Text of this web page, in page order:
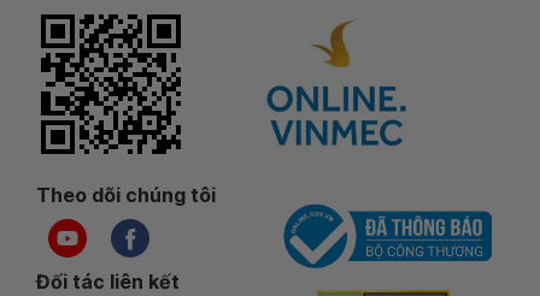
Theo dõi chúng tôi
Đối tác liên kết